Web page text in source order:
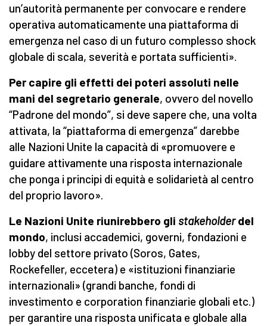
un’autorità permanente per convocare e rendere
operativa automaticamente una piattaforma di
emergenza nel caso di un futuro complesso shock
globale di scala, severità e portata sufficienti».
Per capire gli effetti dei poteri assoluti nelle
mani del segretario generale, ovvero del novello
“Padrone del mondo”, si deve sapere che, una volta
attivata, la “piattaforma di emergenza” darebbe
alle Nazioni Unite la capacità di «promuovere e
guidare attivamente una risposta internazionale
che ponga i principi di equità e solidarietà al centro
del proprio lavoro».
Le Nazioni Unite riunirebbero gli stakeholderdel
mondo, inclusi accademici, governi, fondazioni e
lobby del settore privato (Soros, Gates,
Rockefeller, eccetera) e «istituzioni finanziarie
internazionali» (grandi banche, fondi di
investimento e corporation finanziarie globali etc.)
per garantire una risposta unificata e globale alla